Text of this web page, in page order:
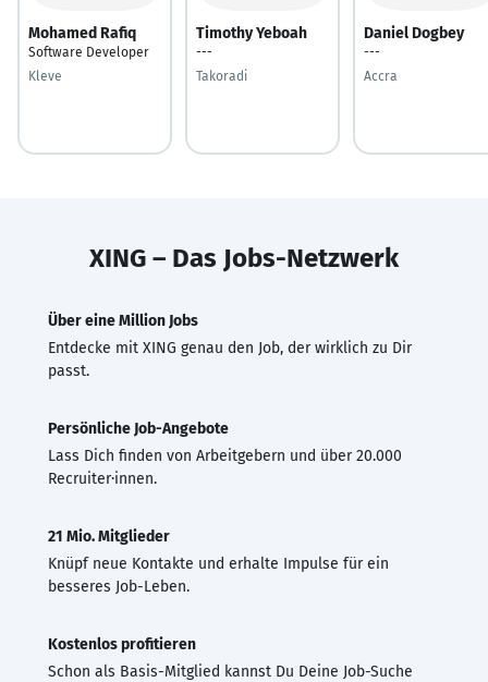
Mohamed Rafiq
Software Developer
Kleve
Timothy Yeboah
---
Takoradi
Daniel Dogbey
---
Accra
XING – Das Jobs-Netzwerk
Über eine Million Jobs
Entdecke mit XING genau den Job, der wirklich zu Dir
passt.
Persönliche Job-Angebote
Lass Dich finden von Arbeitgebern und über 20.000
Recruiter·innen.
21 Mio. Mitglieder
Knüpf neue Kontakte und erhalte Impulse für ein
besseres Job-Leben.
Kostenlos profitieren
Schon als Basis-Mitglied kannst Du Deine Job-Suche